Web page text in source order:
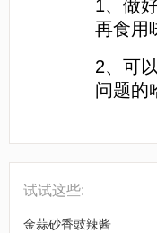
1、做
再食用
2、可
问题的
试试这些:
金蒜砂香豉辣酱